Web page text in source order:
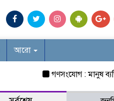
আরো
গণসংযোগ : মানুষ ব্যক্তি